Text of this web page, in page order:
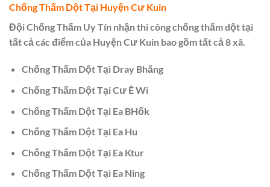
Chống Thấm Dột Tại Huyện Cư Kuin
Đội Chống Thấm Uy Tín nhận thi công chống thấm dột tại
tất cả các điểm của Huyện Cư Kuin bao gồm tất cả 8 xã.
Chống Thấm Dột Tại Dray Bhăng
Chống Thấm Dột Tại Cư Ê Wi
Chống Thấm Dột Tại Ea BHốk
Chống Thấm Dột Tại Ea Hu
Chống Thấm Dột Tại Ea Ktur
Chống Thấm Dột Tại Ea Ning